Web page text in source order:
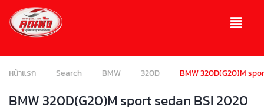
หน้าแรก Search BMW 320D BMW 320D(G20)M
BMW 320D(G20)M sport sedan BSI 2020